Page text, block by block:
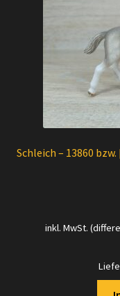
Schleich – 13860
inkl. MwSt.